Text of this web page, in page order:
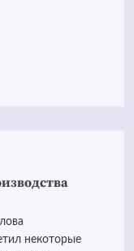
некоторые